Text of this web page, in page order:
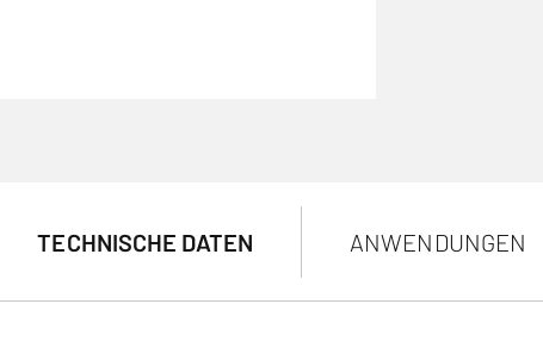
TECHNISCHE DATEN ANWENDUNGEN